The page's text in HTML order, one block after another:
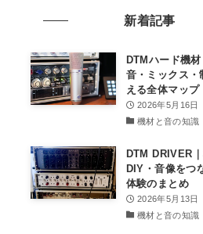
新着記事
DTMハード機
音・ミックス・
える全体マップ
2026年5月16日
機材と音の知識
DTM DRIVER
DIY・音像をつ
体験のまとめ
2026年5月13日
機材と音の知識